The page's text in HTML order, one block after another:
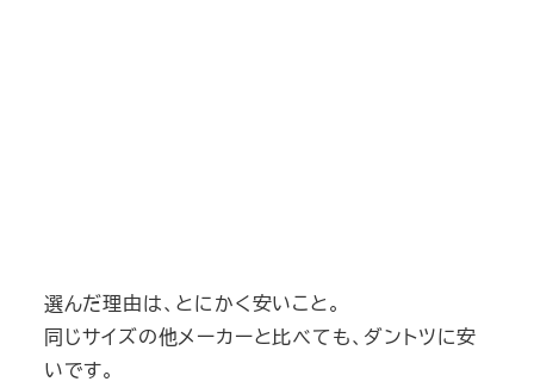
選んだ理由は、とにかく安いこと。
同じサイズの他メーカーと比べても、ダントツに安
いです。